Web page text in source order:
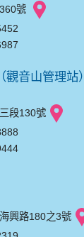
號
音山管理站）
段130號
興路180之3號